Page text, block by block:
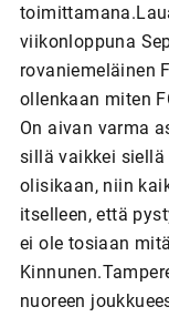
viikonloppuna
rovaniemeläinen
ollenkaan miten
On aivan varma
sillä vaikkei
olisikaan, niin
itselleen, että
ei ole tosiaan
nuoreen